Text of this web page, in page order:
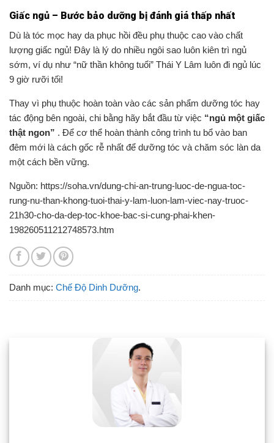
Giấc ngủ – Bước bảo dưỡng bị đánh giá thấp nhất
Dù là tóc mọc hay da phục hồi đều phụ thuộc cao vào chất
lượng giấc ngủ! Đây là lý do nhiều ngôi sao luôn kiên trì ngủ
sớm, ví dụ như “nữ thần không tuổi” Thái Y Lâm luôn đi ngủ lúc
9 giờ rưỡi tối!
Thay vì phụ thuộc hoàn toàn vào các sản phẩm dưỡng tóc hay
tác động bên ngoài, chi bằng hãy bắt đầu từ việc “ngủ một giấc
thật ngon” . Để cơ thể hoàn thành công trình tu bổ vào ban
đêm mới là cách gốc rễ nhất để dưỡng tóc và chăm sóc làn da
một cách bền vững.
Nguồn: https://soha.vn/dung-chi-an-trung-luoc-de-ngua-toc-
rung-nu-than-khong-tuoi-thai-y-lam-luon-lam-viec-nay-truoc-
21h30-cho-da-dep-toc-khoe-bac-si-cung-phai-khen-
198260511212748573.htm
Danh mục: Chế Độ Dinh Dưỡng.